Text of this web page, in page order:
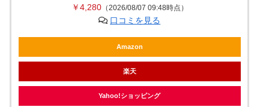
￥4,280（2026/08/07 09:48時点）
口コミを見る
Amazon
楽天
Yahoo!ショッピング